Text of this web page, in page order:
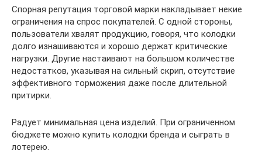
Спорная репутация торговой марки накладывает некие
ограничения на спрос покупателей. С одной стороны,
пользователи хвалят продукцию, говоря, что колодки
долго изнашиваются и хорошо держат критические
нагрузки. Другие настаивают на большом количестве
недостатков, указывая на сильный скрип, отсутствие
эффективного торможения даже после длительной
притирки.
Радует минимальная цена изделий. При ограниченном
бюджете можно купить колодки бренда и сыграть в
лотерею.